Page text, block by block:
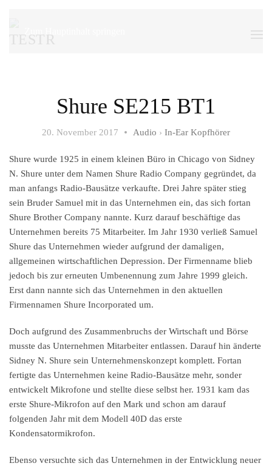
Shure SE215 BT1
20. November 2017 Audio › In-Ear Kopfhörer
Shure wurde 1925 in einem kleinen Büro in Chicago von Sidney
N. Shure unter dem Namen Shure Radio Company gegründet, da
man anfangs Radio-Bausätze verkaufte. Drei Jahre später stieg
sein Bruder Samuel mit in das Unternehmen ein, das sich fortan
Shure Brother Company nannte. Kurz darauf beschäftige das
Unternehmen bereits 75 Mitarbeiter. Im Jahr 1930 verließ Samuel
Shure das Unternehmen wieder aufgrund der damaligen,
allgemeinen wirtschaftlichen Depression. Der Firmenname blieb
jedoch bis zur erneuten Umbenennung zum Jahre 1999 gleich.
Erst dann nannte sich das Unternehmen in den aktuellen
Firmennamen Shure Incorporated um.
Doch aufgrund des Zusammenbruchs der Wirtschaft und Börse
musste das Unternehmen Mitarbeiter entlassen. Darauf hin änderte
Sidney N. Shure sein Unternehmenskonzept komplett. Fortan
fertigte das Unternehmen keine Radio-Bausätze mehr, sonder
entwickelt Mikrofone und stellte diese selbst her. 1931 kam das
erste Shure-Mikrofon auf den Mark und schon am darauf
folgenden Jahr mit dem Modell 40D das erste
Kondensatormikrofon.
Ebenso versuchte sich das Unternehmen in der Entwicklung neuer